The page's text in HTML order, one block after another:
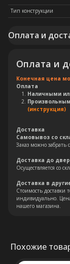
Тип конструкции
Оплата и
Оплата и
Конечная цена
Оплата
Наличными
(инструкция)
Доставка
Самовывоз со
Заказ можно забрать
Доставка до
Осуществляется со
Доставка в
Стоимость доставки
индивидуально. Цена
нашего магазина.
Похожие
специалист
кратчайшие